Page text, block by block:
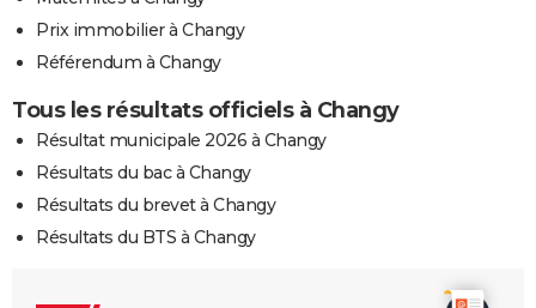
Prix immobilier à Changy
Référendum à Changy
Tous les résultats officiels à Changy
Résultat municipale 2026 à Changy
Résultats du bac à Changy
Résultats du brevet à Changy
Résultats du BTS à Changy